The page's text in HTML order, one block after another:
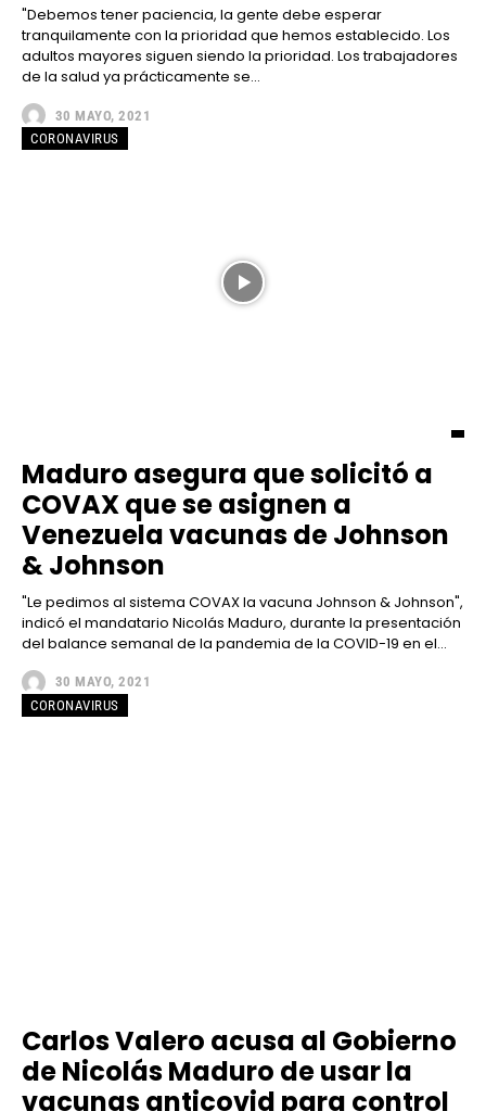
"Debemos tener paciencia, la gente debe esperar
tranquilamente con la prioridad que hemos establecido. Los
adultos mayores siguen siendo la prioridad. Los trabajadores
de la salud ya prácticamente se...
30 MAYO, 2021
CORONAVIRUS
Maduro asegura que solicitó a
COVAX que se asignen a
Venezuela vacunas de Johnson
& Johnson
"Le pedimos al sistema COVAX la vacuna Johnson & Johnson",
indicó el mandatario Nicolás Maduro, durante la presentación
del balance semanal de la pandemia de la COVID-19 en el...
30 MAYO, 2021
CORONAVIRUS
Carlos Valero acusa al Gobierno
de Nicolás Maduro de usar la
vacunas anticovid para control